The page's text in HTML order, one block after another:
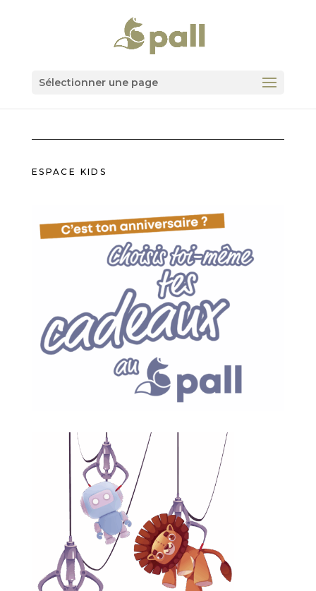
Sélectionner une page
ESPACE KIDS